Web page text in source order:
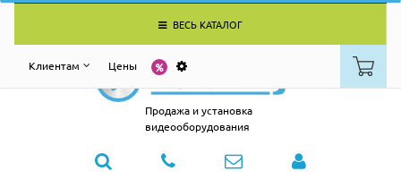
ВЕСЬ КАТАЛОГ
Клиентам Цены
Продажа и установка
видеооборудования